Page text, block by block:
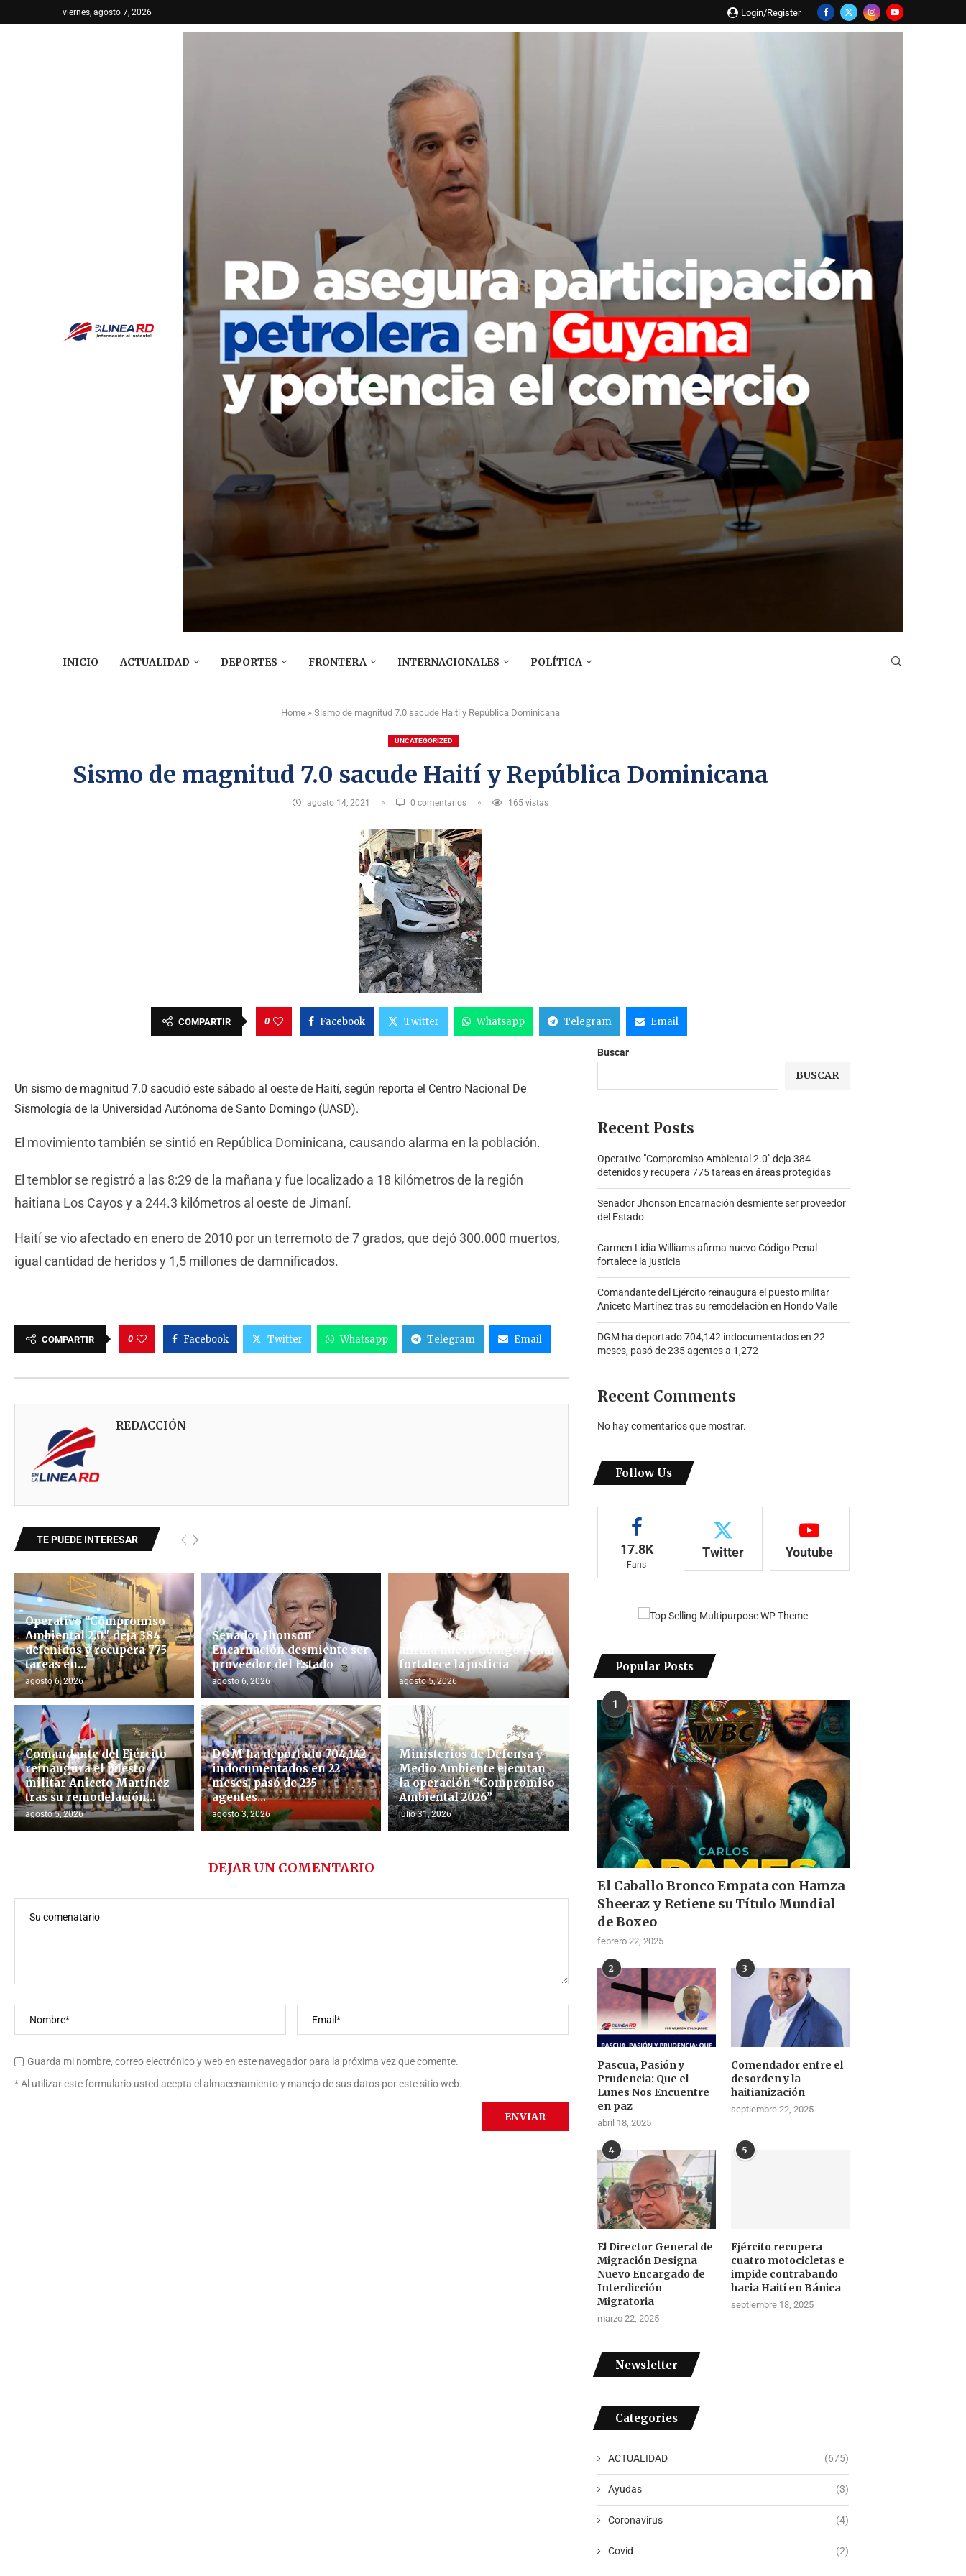
viernes, agosto 7, 2026 Login/Register
INICIO ACTUALIDAD DEPORTES FRONTERA INTERNACIONALES POLÍTICA
Home » Sismo de magnitud 7.0 sacude Haití y República Dominicana
UNCATEGORIZED
Sismo de magnitud 7.0 sacude Haití y República Dominicana
agosto 14, 2021 0 comentarios 165 vistas
COMPARTIR 0 Facebook Twitter Whatsapp Telegram Email
Un sismo de magnitud 7.0 sacudió este sábado al oeste de Haití, según reporta el Centro Nacional De
Sismología de la Universidad Autónoma de Santo Domingo (UASD).
El movimiento también se sintió en República Dominicana, causando alarma en la población.
El temblor se registró a las 8:29 de la mañana y fue localizado a 18 kilómetros de la región
haitiana Los Cayos y a 244.3 kilómetros al oeste de Jimaní.
Haití se vio afectado en enero de 2010 por un terremoto de 7 grados, que dejó 300.000 muertos,
igual cantidad de heridos y 1,5 millones de damnificados.
COMPARTIR 0 Facebook Twitter Whatsapp Telegram Email
REDACCIÓN
TE PUEDE INTERESAR
Operativo "Compromiso
Ambiental 2.0″ deja 384
detenidos y recupera 775
tareas en...
agosto 6, 2026
Senador Jhonson
Encarnación desmiente ser
proveedor del Estado
agosto 6, 2026
Carmen Lidia Williams
afirma nuevo Código Penal
fortalece la justicia
agosto 5, 2026
Comandante del Ejército
reinaugura el puesto
militar Aniceto Martínez
tras su remodelación...
agosto 5, 2026
DGM ha deportado 704,142
indocumentados en 22
meses, pasó de 235
agentes...
agosto 3, 2026
Ministerios de Defensa y
Medio Ambiente ejecutan
la operación “Compromiso
Ambiental 2026”
julio 31, 2026
DEJAR UN COMENTARIO
Guarda mi nombre, correo electrónico y web en este navegador para la próxima vez que comente.
* Al utilizar este formulario usted acepta el almacenamiento y manejo de sus datos por este sitio web.
Buscar
BUSCAR
Recent Posts
Operativo "Compromiso Ambiental 2.0″ deja 384
detenidos y recupera 775 tareas en áreas protegidas
Senador Jhonson Encarnación desmiente ser proveedor
del Estado
Carmen Lidia Williams afirma nuevo Código Penal
fortalece la justicia
Comandante del Ejército reinaugura el puesto militar
Aniceto Martínez tras su remodelación en Hondo Valle
DGM ha deportado 704,142 indocumentados en 22
meses, pasó de 235 agentes a 1,272
Recent Comments
No hay comentarios que mostrar.
Follow Us
17.8K
Fans
Twitter Youtube
Popular Posts
1
El Caballo Bronco Empata con Hamza
Sheeraz y Retiene su Título Mundial
de Boxeo
febrero 22, 2025
2
Pascua, Pasión y
Prudencia: Que el
Lunes Nos Encuentre
en paz
abril 18, 2025
3
Comendador entre el
desorden y la
haitianización
septiembre 22, 2025
4
El Director General de
Migración Designa
Nuevo Encargado de
Interdicción
Migratoria
marzo 22, 2025
5
Ejército recupera
cuatro motocicletas e
impide contrabando
hacia Haití en Bánica
septiembre 18, 2025
Newsletter
Categories
ACTUALIDAD (675)
Ayudas (3)
Coronavirus (4)
Covid (2)